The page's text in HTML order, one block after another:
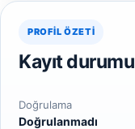
PROFIL ÖZETI
Kayıt durumu
Doğrulama
Doğrulanmadı